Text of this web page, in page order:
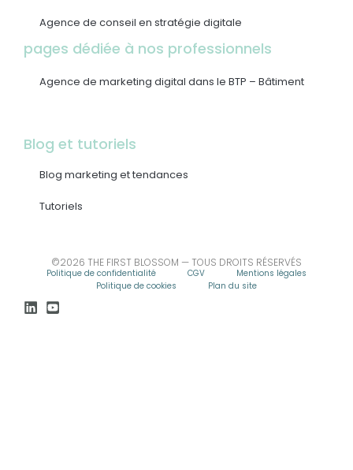
Agence de conseil en stratégie digitale
pages dédiée à nos professionnels
Agence de marketing digital dans le BTP – Bâtiment
Blog et tutoriels
Blog marketing et tendances
Tutoriels
©2026 THE FIRST BLOSSOM — TOUS DROITS RÉSERVÉS
Politique de confidentialité CGV
Mentions légales
Politique de cookies
Plan du site